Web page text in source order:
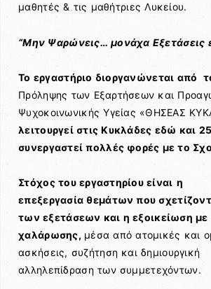
μαθητές & τις μαθήτριες Λυκείου.
“Μην Ψαρώνεις… μονάχα Εξετάσεις
Το εργαστήριο διοργανώνεται από
Πρόληψης των Εξαρτήσεων και
Ψυχοκοινωνικής Υγείας «ΘΗΣΕΑΣ
λειτουργεί στις Κυκλάδες εδώ και
συνεργαστεί πολλές φορές με το
Στόχος του εργαστηρίου είναι η
επεξεργασία θεμάτων που
των εξετάσεων και η εξοικείωση με
χαλάρωσης, μέσα από ατομικές και
ασκήσεις, συζήτηση και δημιουργική
αλληλεπίδραση των συμμετεχόντων.